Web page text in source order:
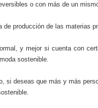
o con más de un
de producción de las materias
y mejor si cuenta con
sostenible.
si deseas que más y más